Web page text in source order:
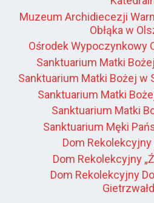
Muzeum Archidiecezji
Obłąka w
Ośrodek Wypoczynkowy
Sanktuarium Matki
Sanktuarium Matki Bożej w
Sanktuarium Matki
Sanktuarium Matki
Sanktuarium Męki
Dom Rekolekcyjny
Dom Rekolekcyjny
Dom Rekolekcyjny